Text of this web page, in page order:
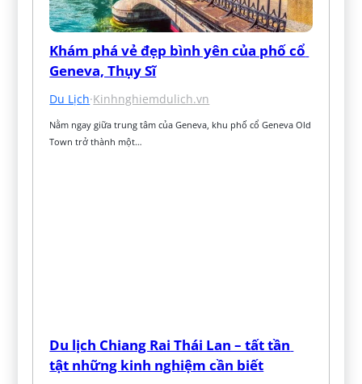
Khám phá vẻ đẹp bình yên của phố cổ
Geneva, Thụy Sĩ
Du Lịch·Kinhnghiemdulich.vn
Nằm ngay giữa trung tâm của Geneva, khu phố cổ Geneva Old
Town trở thành một…
Du lịch Chiang Rai Thái Lan – tất tần
tật những kinh nghiệm cần biết